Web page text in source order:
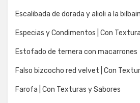
Escalibada de dorada y alioli a la
Especias y Condimentos | Con
Estofado de ternera con macarrones
Falso bizcocho red velvet | Con
Farofa | Con Texturas y Sabores